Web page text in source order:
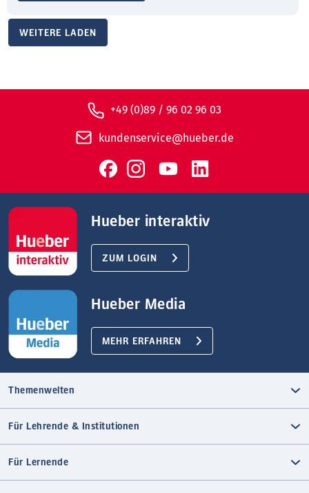
WEITERE LADEN
+49 (0)89 / 96 02 96 03
kundenservice@hueber.de
Hueber interaktiv
ZUM LOGIN
Hueber Media
MEHR ERFAHREN
Themenwelten
Für Lehrende & Institutionen
Für Lernende